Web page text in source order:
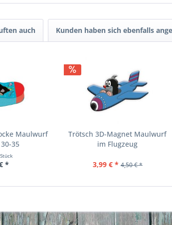
auch Kunden haben sich ebenfalls
Maulwurf
35
*
Trötsch 3D-Magnet Maulwurf
im Flugzeug
3,99 € * 4,50 € *